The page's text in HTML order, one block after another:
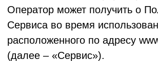
несогласия с этими условиями
Пользователь Сервиса должен
воздержаться от использования Сервиса.
Политике:
*Сервис- программно-аппаратный